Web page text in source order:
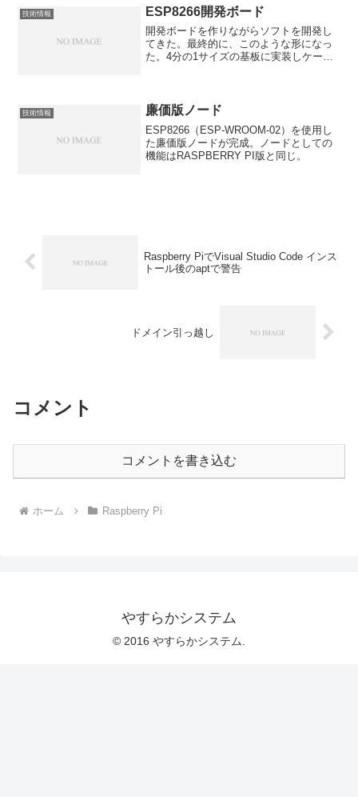
ラリのコンパイルでエラーが発生したり
する。 NO...
技術情報 ESP8266開発ボード
開発ボードを作りながらソフトを開発し
てきた。最終的に、このような形になっ
た。4分の1サイズの基板に実装しケース
技術情報 廉価版ノード
ESP8266（ESP-WROOM-02）を使用し
た廉価版ノードが完成。ノードとしての
機能はRASPBERRY PI版と同じ。
Raspberry PiでVisual Studio Code インス
トール後のaptで警告
ドメイン引っ越し
コメント
コメントを書き込む
ホーム Raspberry Pi
やすらかシステム
© 2016 やすらかシステム.